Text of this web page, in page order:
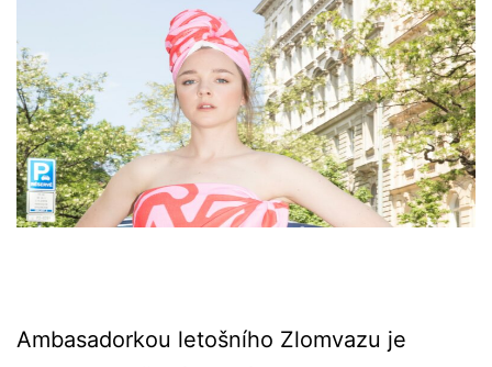
Ambasadorkou letošního Zlomvazu je